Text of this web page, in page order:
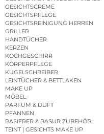
GESICHTSCREME
GESICHTSPFLEGE
GESICHTSREINIGUNG HERREN
GRILLER
HANDTÜCHER
KERZEN
KOCHGESCHIRR
KÖRPERPFLEGE
KUGELSCHREIBER
LEINTÜCHER & BETTLAKEN
MAKE UP
MÖBEL
PARFUM & DUFT
PFANNEN
RASIERER & RASUR ZUBEHÖR
TEINT | GESICHTS MAKE UP